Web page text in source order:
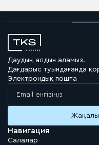
Даудың алдын аламыз.
Дағдарыс туындағанда
Электрондық пошта
Навигация
Салалар